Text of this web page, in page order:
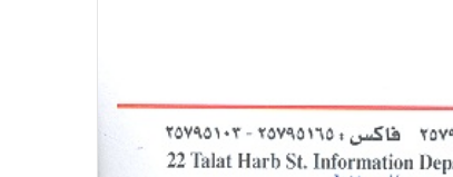
اتحاد الصحفيين العرب يتسلم مقره
الجديد بالقاهرة